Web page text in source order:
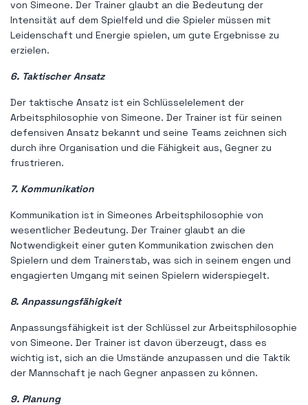
von Simeone. Der Trainer glaubt an die Bedeutung der
Intensität auf dem Spielfeld und die Spieler müssen mit
Leidenschaft und Energie spielen, um gute Ergebnisse zu
erzielen.
6. Taktischer Ansatz
Der taktische Ansatz ist ein Schlüsselelement der
Arbeitsphilosophie von Simeone. Der Trainer ist für seinen
defensiven Ansatz bekannt und seine Teams zeichnen sich
durch ihre Organisation und die Fähigkeit aus, Gegner zu
frustrieren.
7. Kommunikation
Kommunikation ist in Simeones Arbeitsphilosophie von
wesentlicher Bedeutung. Der Trainer glaubt an die
Notwendigkeit einer guten Kommunikation zwischen den
Spielern und dem Trainerstab, was sich in seinem engen und
engagierten Umgang mit seinen Spielern widerspiegelt.
8. Anpassungsfähigkeit
Anpassungsfähigkeit ist der Schlüssel zur Arbeitsphilosophie
von Simeone. Der Trainer ist davon überzeugt, dass es
wichtig ist, sich an die Umstände anzupassen und die Taktik
der Mannschaft je nach Gegner anpassen zu können.
9. Planung